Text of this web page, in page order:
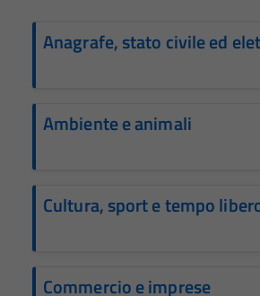
Anagrafe, stato civile ed
Ambiente e animali
Cultura, sport e tempo
Commercio e imprese